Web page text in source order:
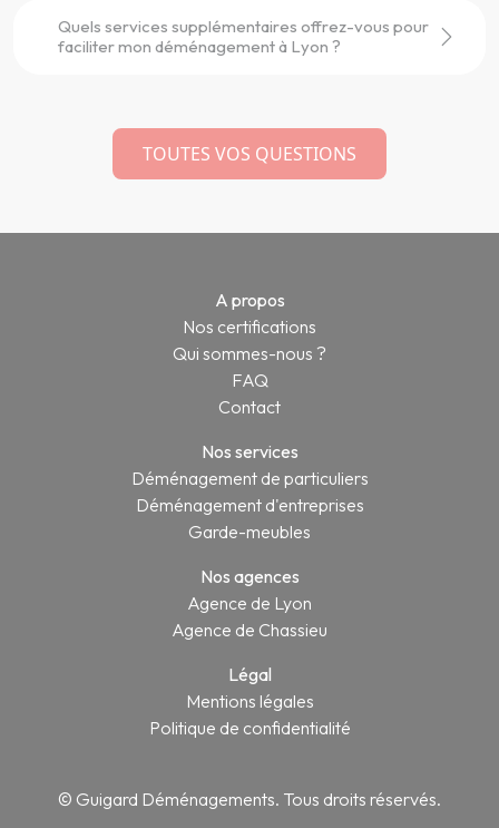
Quels services supplémentaires offrez-vous pour
faciliter mon déménagement à Lyon ?
TOUTES VOS QUESTIONS
A propos
Nos certifications
Qui sommes-nous ?
FAQ
Contact
Nos services
Déménagement de particuliers
Déménagement d'entreprises
Garde-meubles
Nos agences
Agence de Lyon
Agence de Chassieu
Légal
Mentions légales
Politique de confidentialité
© Guigard Déménagements. Tous droits réservés.